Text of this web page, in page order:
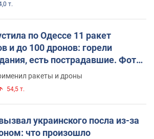
т.
по Одессе 11 ракет
и до 100 дронов: горели
есть пострадавшие. Фото
ракеты и дроны
54,5 т.
украинского посла из-за
что произошло